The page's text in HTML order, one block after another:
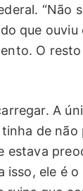
“Não
que
O
A
de
estava
isso, ele é